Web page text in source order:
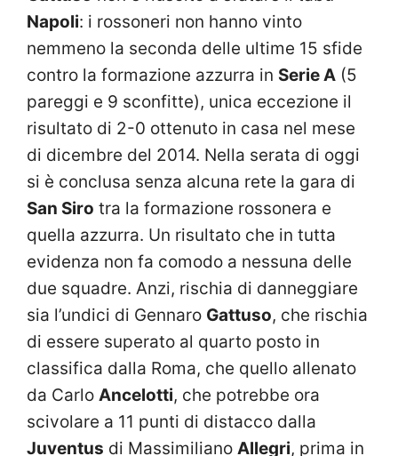
Napoli: i rossoneri non hanno vinto
nemmeno la seconda delle ultime 15 sfide
contro la formazione azzurra in Serie A (5
pareggi e 9 sconfitte), unica eccezione il
risultato di 2-0 ottenuto in casa nel mese
di dicembre del 2014. Nella serata di oggi
si è conclusa senza alcuna rete la gara di
San Siro tra la formazione rossonera e
quella azzurra. Un risultato che in tutta
evidenza non fa comodo a nessuna delle
due squadre. Anzi, rischia di danneggiare
sia l’undici di Gennaro Gattuso, che rischia
di essere superato al quarto posto in
classifica dalla Roma, che quello allenato
da Carlo Ancelotti, che potrebbe ora
scivolare a 11 punti di distacco dalla
Juventus di Massimiliano Allegri, prima in